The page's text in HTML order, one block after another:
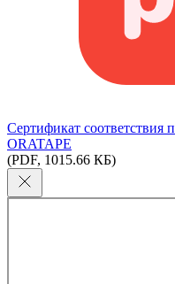
Сертификат
ORATAPE
(PDF, 1015.66 КБ)